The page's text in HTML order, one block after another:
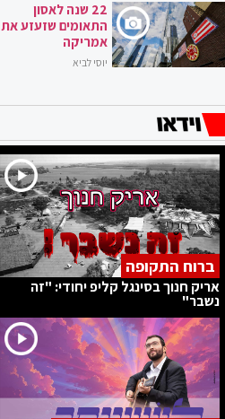
22 שנה לאסון
התאומים שזעזע את
אמריקה
יוסי לביא
ברוח התקופה
אריק חנוך בסינגל קליפ יחודי: "זה
נשבר"